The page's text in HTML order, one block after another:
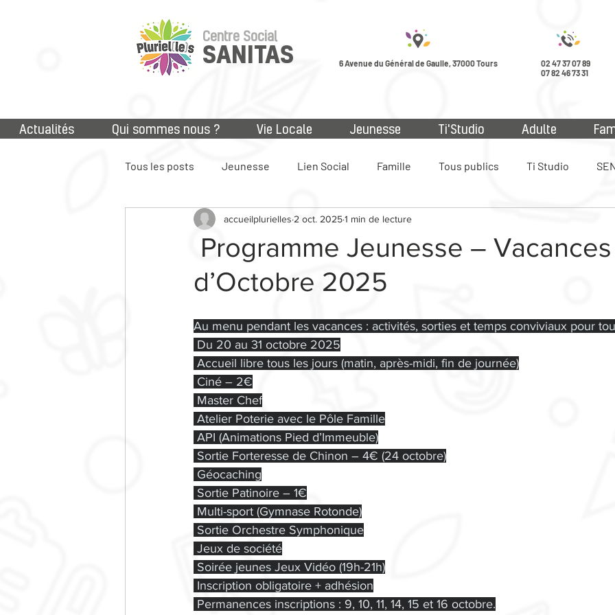
Centre Social
SANITAS 6 Avenue du Général de Gaulle, 37000 Tours
02 47 37 07 89
07 82 46 73 31
Actualités Qui sommes nous ? Vie Locale Jeunesse Ti'Studio Adulte
Tous les posts Jeunesse Lien Social Famille Tous publics Ti Studio
Accès aux droits Numérique
Programme Jeunesse – Vacances
d’Octobre 2025
accueilplurielles 2 oct. 20251 min de lecture
Au menu pendant les vacances : activités, sorties et temps conviviaux pour
Du 20 au 31 octobre 2025
Accueil libre tous les jours (matin, après-midi, fin de journée)
Ciné – 2€
Master Chef
Atelier Poterie avec le Pôle Famille
API (Animations Pied d’Immeuble)
Sortie Forteresse de Chinon – 4€ (24 octobre)
Géocaching
Sortie Patinoire – 1€
Multi-sport (Gymnase Rotonde)
Sortie Orchestre Symphonique
Jeux de société
Soirée jeunes Jeux Vidéo (19h-21h)
Inscription obligatoire + adhésion
Permanences inscriptions : 9, 10, 11, 14, 15 et 16 octobre.